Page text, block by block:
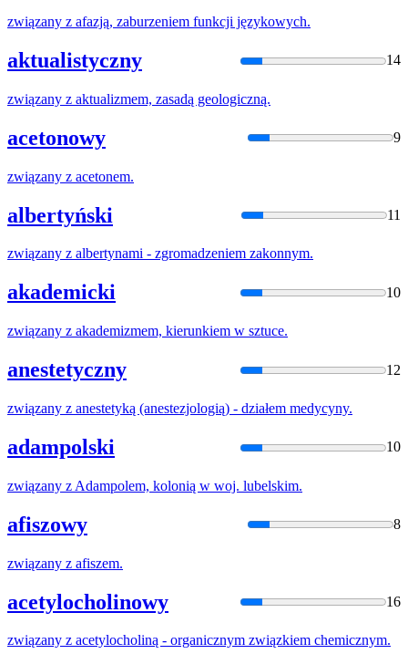
związany z afazją, zaburzeniem funkcji językowych.
aktualistyczny 14
związany z aktualizmem, zasadą geologiczną.
acetonowy 9
związany z acetonem.
albertyński 11
związany z albertynami - zgromadzeniem zakonnym.
akademicki 10
związany z akademizmem, kierunkiem w sztuce.
anestetyczny 12
związany z anestetyką (anestezjologią) - działem medycyny.
adampolski 10
związany z Adampolem, kolonią w woj. lubelskim.
afiszowy 8
związany z afiszem.
acetylocholinowy 16
związany z acetylocholiną - organicznym związkiem chemicznym.